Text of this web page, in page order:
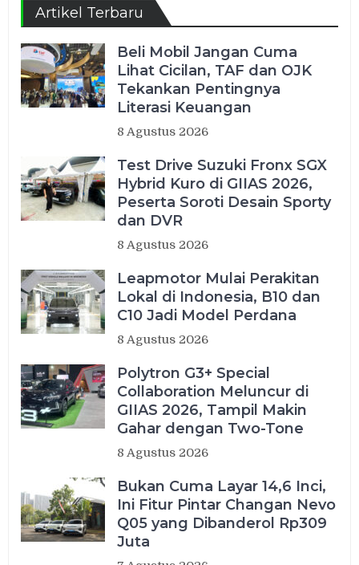
Artikel Terbaru
Beli Mobil Jangan Cuma
Lihat Cicilan, TAF dan OJK
Tekankan Pentingnya
Literasi Keuangan
8 Agustus 2026
Test Drive Suzuki Fronx SGX
Hybrid Kuro di GIIAS 2026,
Peserta Soroti Desain Sporty
dan DVR
8 Agustus 2026
Leapmotor Mulai Perakitan
Lokal di Indonesia, B10 dan
C10 Jadi Model Perdana
8 Agustus 2026
Polytron G3+ Special
Collaboration Meluncur di
GIIAS 2026, Tampil Makin
Gahar dengan Two-Tone
8 Agustus 2026
Bukan Cuma Layar 14,6 Inci,
Ini Fitur Pintar Changan Nevo
Q05 yang Dibanderol Rp309
Juta